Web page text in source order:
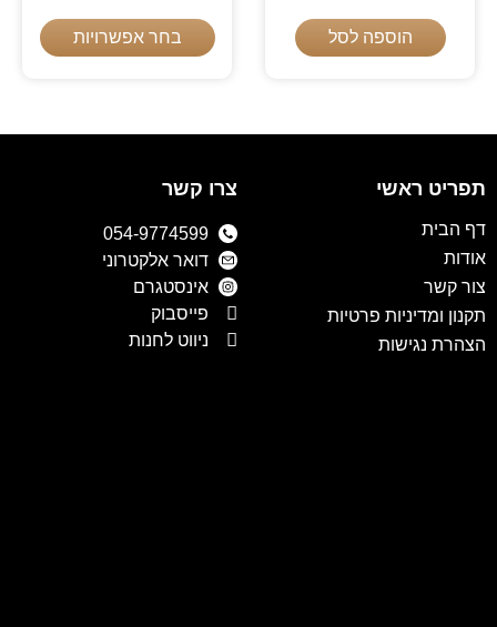
הוספה לסל בחר אפשרויות
תפריט ראשי
דף הבית
אודות
צור קשר
תקנון ומדיניות פרטיות
הצהרת נגישות
צרו קשר
054-9774599
דואר אלקטרוני
אינסטגרם
פייסבוק
ניווט לחנות